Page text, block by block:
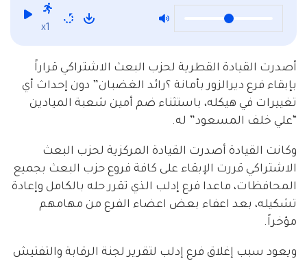
x1
أصدرت القيادة القطرية لحزب البعث الاشتراكي قراراً
بإبقاء فرع ديرالزور بأمانة ؟رائد الغضبان” دون إحداث أي
تغييرات في هيكله، باستثناء ضم أمين شعبة الميادين
“علي خلف المسعود” له.
وكانت القيادة أصدرت القيادة المركزية لحزب البعث
الاشتراكي قررت الإبقاء على كافة فروع حزب البعث بجميع
المحافظات، ماعدا فرع إدلب الذي تقرر حله بالكامل وإعادة
تشكيله، بعد اعفاء بعض اعضاء الفرع من مهامهم
مؤخراً.
ويعود سبب إغلاق فرع إدلب لتقرير لجنة الرقابة والتفتيش